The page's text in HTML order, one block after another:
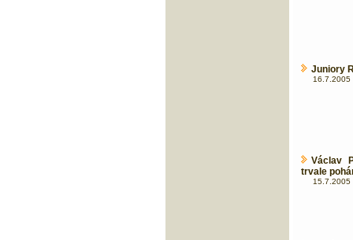
Juniory
16.7.2005
Václav
trvale
15.7.2005